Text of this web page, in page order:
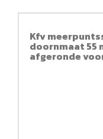
Kfv
doornmaat 55
afgeronde